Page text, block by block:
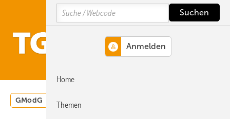
Hauptinhalt
Hauptmenü
SiteSearch
GModG Wärmepumpe
Search
Home
Themen